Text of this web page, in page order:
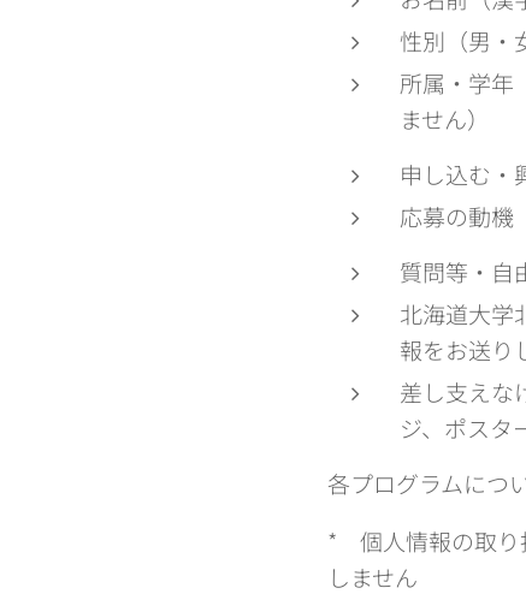
性別（男・
所属・学年
ません）
申し込む・
応募の動機
質問等・自
北海道大学
報をお送り
差し支えな
ジ、ポスタ
各プログラムにつ
* 個人情報の取り
しません